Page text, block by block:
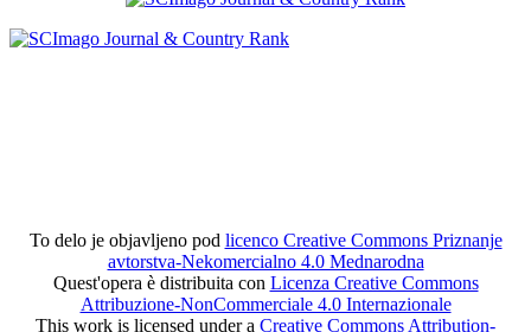
To delo je objavljeno pod licenco Creative Commons Priznanje
avtorstva-Nekomercialno 4.0 Mednarodna
Quest'opera è distribuita con Licenza Creative Commons
Attribuzione-NonCommerciale 4.0 Internazionale
This work is licensed under a Creative Commons Attribution-